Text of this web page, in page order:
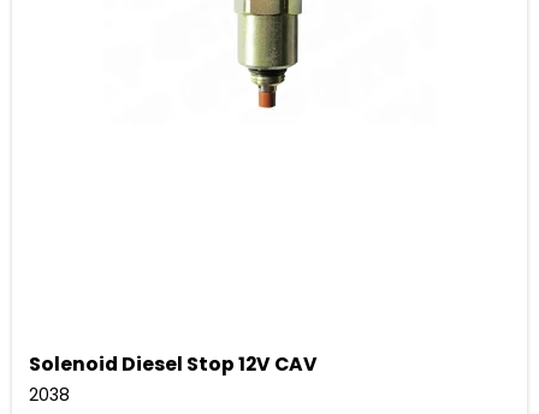
Solenoid Diesel Stop 12V CAV
2038